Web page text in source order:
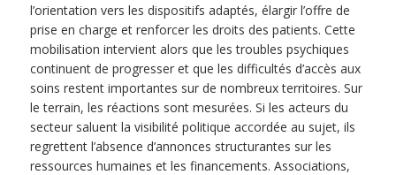
l’orientation vers les dispositifs adaptés, élargir l’offre de
prise en charge et renforcer les droits des patients. Cette
mobilisation intervient alors que les troubles psychiques
continuent de progresser et que les difficultés d’accès aux
soins restent importantes sur de nombreux territoires. Sur
le terrain, les réactions sont mesurées. Si les acteurs du
secteur saluent la visibilité politique accordée au sujet, ils
regrettent l’absence d’annonces structurantes sur les
ressources humaines et les financements. Associations,